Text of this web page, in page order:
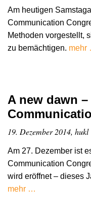
Am heutigen
Communication
Methoden vorgestellt,
zu bemächtigen. mehr
A new dawn
19. Dezember 2014, hukl
Am 27. Dezember ist
Communication
wird eröffnet – dieses
mehr …